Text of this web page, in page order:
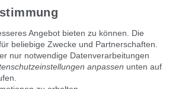
Angebot bieten zu können. Die
beliebige Zwecke und Partnerschaften.
nur notwendige Datenverarbeitungen
anpassen unten auf